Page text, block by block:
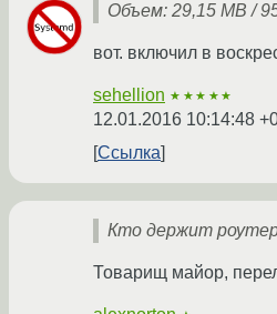
Объем: 29,15 MB /
вот. включил в
sehellion ★★★★★
12.01.2016 10:14:48
Ссылка
Кто держит
Товарищ майор,